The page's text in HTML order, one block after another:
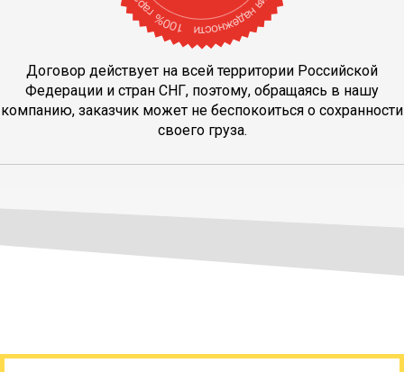
Договор действует на всей территории Российской
Федерации и стран СНГ, поэтому, обращаясь в нашу
компанию, заказчик может не беспокоиться о сохранности
своего груза.